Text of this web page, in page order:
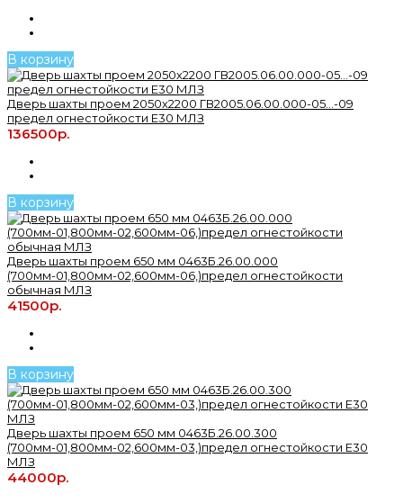
В корзину
Дверь шахты проем 2050х2200 ГВ2005.06.00.000-05...-09
предел огнестойкости Е30 МЛЗ
136500р.
В корзину
Дверь шахты проем 650 мм 0463Б.26.00.000
(700мм-01,800мм-02,600мм-06,)предел огнестойкости
обычная МЛЗ
41500р.
В корзину
Дверь шахты проем 650 мм 0463Б.26.00.300
(700мм-01,800мм-02,600мм-03,)предел огнестойкости Е30
МЛЗ
44000р.